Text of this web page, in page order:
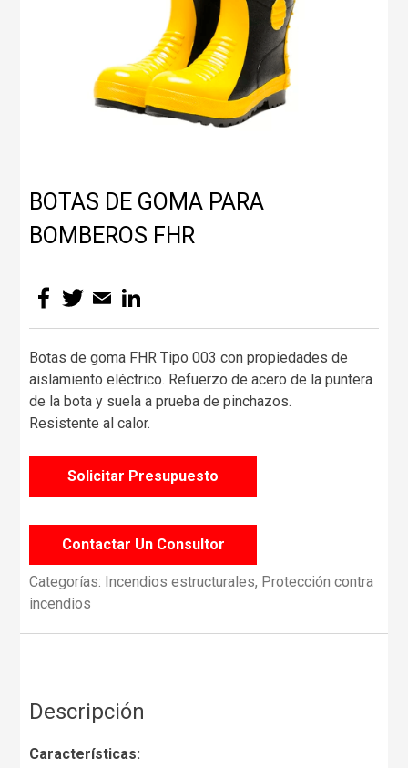
BOTAS DE GOMA PARA
BOMBEROS FHR
Facebook
Twitter
Email
Botas de goma FHR Tipo 003 con propiedades de
aislamiento eléctrico. Refuerzo de acero de la puntera
de la bota y suela a prueba de pinchazos.
Resistente al calor.
Solicitar Presupuesto
Contactar Un Consultor
Categorías: Incendios estructurales, Protección contra
incendios
Descripción
Características: